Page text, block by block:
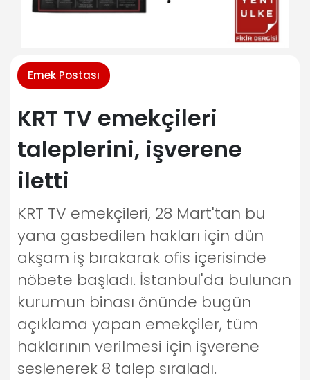
Emek Postası
KRT TV emekçileri
taleplerini, işverene
iletti
KRT TV emekçileri, 28 Mart'tan bu
yana gasbedilen hakları için dün
akşam iş bırakarak ofis içerisinde
nöbete başladı. İstanbul'da bulunan
kurumun binası önünde bugün
açıklama yapan emekçiler, tüm
haklarının verilmesi için işverene
seslenerek 8 talep sıraladı.